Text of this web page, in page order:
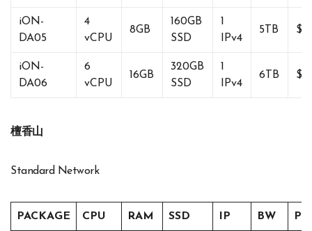
iON-
DA05
4
vCPU
8GB
160GB
SSD
1
IPv4
5TB
iON-
DA06
6
vCPU
16GB
320GB
SSD
1
IPv4
6TB
檀香山
Standard Network
PACKAGE CPU RAM SSD IP BW